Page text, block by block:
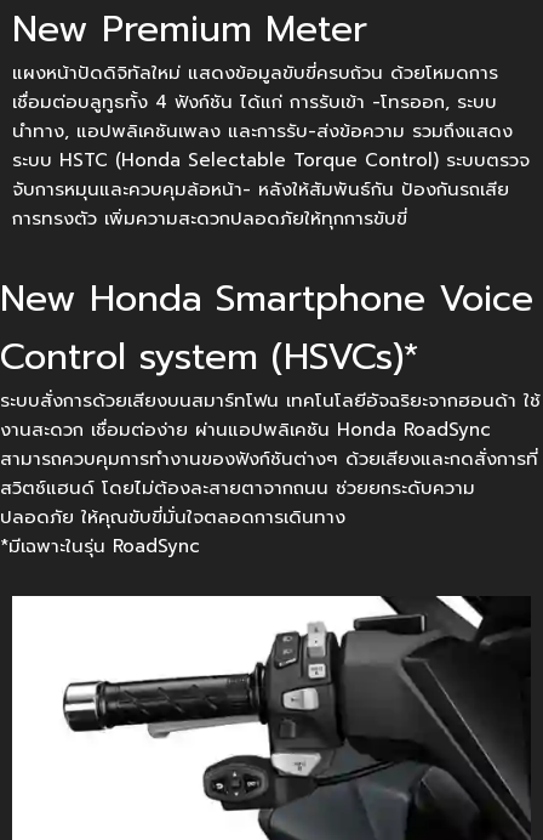
New Premium Meter
แผงหน้าปัดดิจิทัลใหม่ แสดงข้อมูลขับขี่ครบถ้วน ด้วยโหมดการ
เชื่อมต่อบลูทูธทั้ง 4 ฟังก์ชัน ได้แก่ การรับเข้า -โทรออก, ระบบ
นำทาง, แอปพลิเคชันเพลง และการรับ-ส่งข้อความ รวมถึงแสดง
ระบบ HSTC (Honda Selectable Torque Control) ระบบตรวจ
จับการหมุนและควบคุมล้อหน้า- หลังให้สัมพันธ์กัน ป้องกันรถเสีย
การทรงตัว เพิ่มความสะดวกปลอดภัยให้ทุกการขับขี่
New Honda Smartphone Voice
Control system (HSVCs)*
ระบบสั่งการด้วยเสียงบนสมาร์ทโฟน เทคโนโลยีอัจฉริยะจากฮอนด้า ใช้
งานสะดวก เชื่อมต่อง่าย ผ่านแอปพลิเคชัน Honda RoadSync
สามารถควบคุมการทำงานของฟังก์ชันต่างๆ ด้วยเสียงและกดสั่งการที่
สวิตช์แฮนด์ โดยไม่ต้องละสายตาจากถนน ช่วยยกระดับความ
ปลอดภัย ให้คุณขับขี่มั่นใจตลอดการเดินทาง
*มีเฉพาะในรุ่น RoadSync